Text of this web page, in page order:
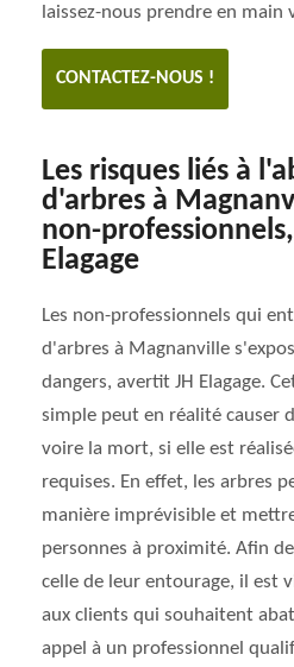
laissez-nous prendre en main
CONTACTEZ-NOUS !
Les risques liés à
d'arbres à
non-
Elagage
Les non-professionnels qui
d'arbres à Magnanville
dangers, avertit JH Elagage.
simple peut en réalité causer
voire la mort, si elle est
requises. En effet, les arbres
manière imprévisible et
personnes à proximité. Afin
celle de leur entourage, il est
aux clients qui souhaitent
appel à un professionnel